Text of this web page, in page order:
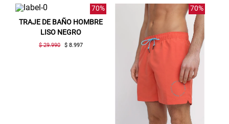
70%
TRAJE DE BAÑO HOMBRE
LISO NEGRO
$ 29.990 $ 8.997
70%